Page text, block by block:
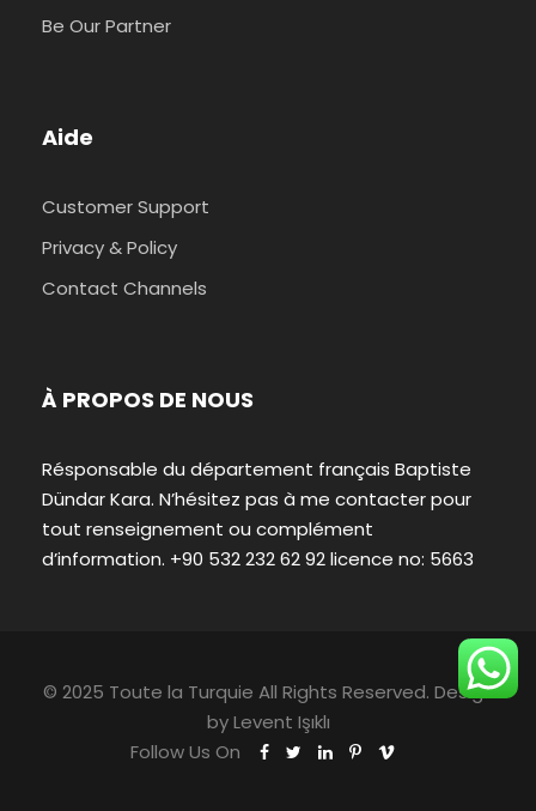
Be Our Partner
Aide
Customer Support
Privacy & Policy
Contact Channels
À PROPOS DE NOUS
Résponsable du département français Baptiste
Dündar Kara. N’hésitez pas à me contacter pour
tout renseignement ou complément
d’information. +90 532 232 62 92 licence no: 5663
© 2025 Toute la Turquie All Rights Reserved. Design
byLevent Işıklı
Follow Us On